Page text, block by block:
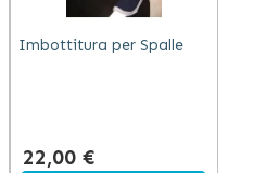
Imbottitura per Spalle
22,00 €